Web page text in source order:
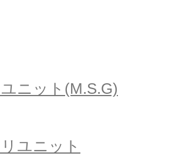
ニット(M.S.G)
ユニット